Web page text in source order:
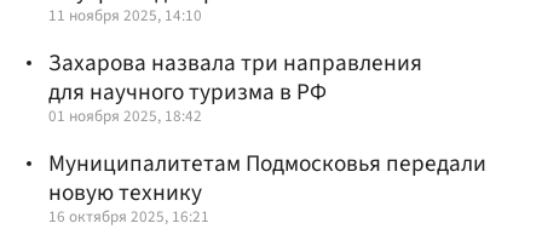
11 ноября 2025, 14:10
Захарова назвала три направления
для научного туризма в РФ
01 ноября 2025, 18:42
Муниципалитетам Подмосковья передали
новую технику
16 октября 2025, 16:21